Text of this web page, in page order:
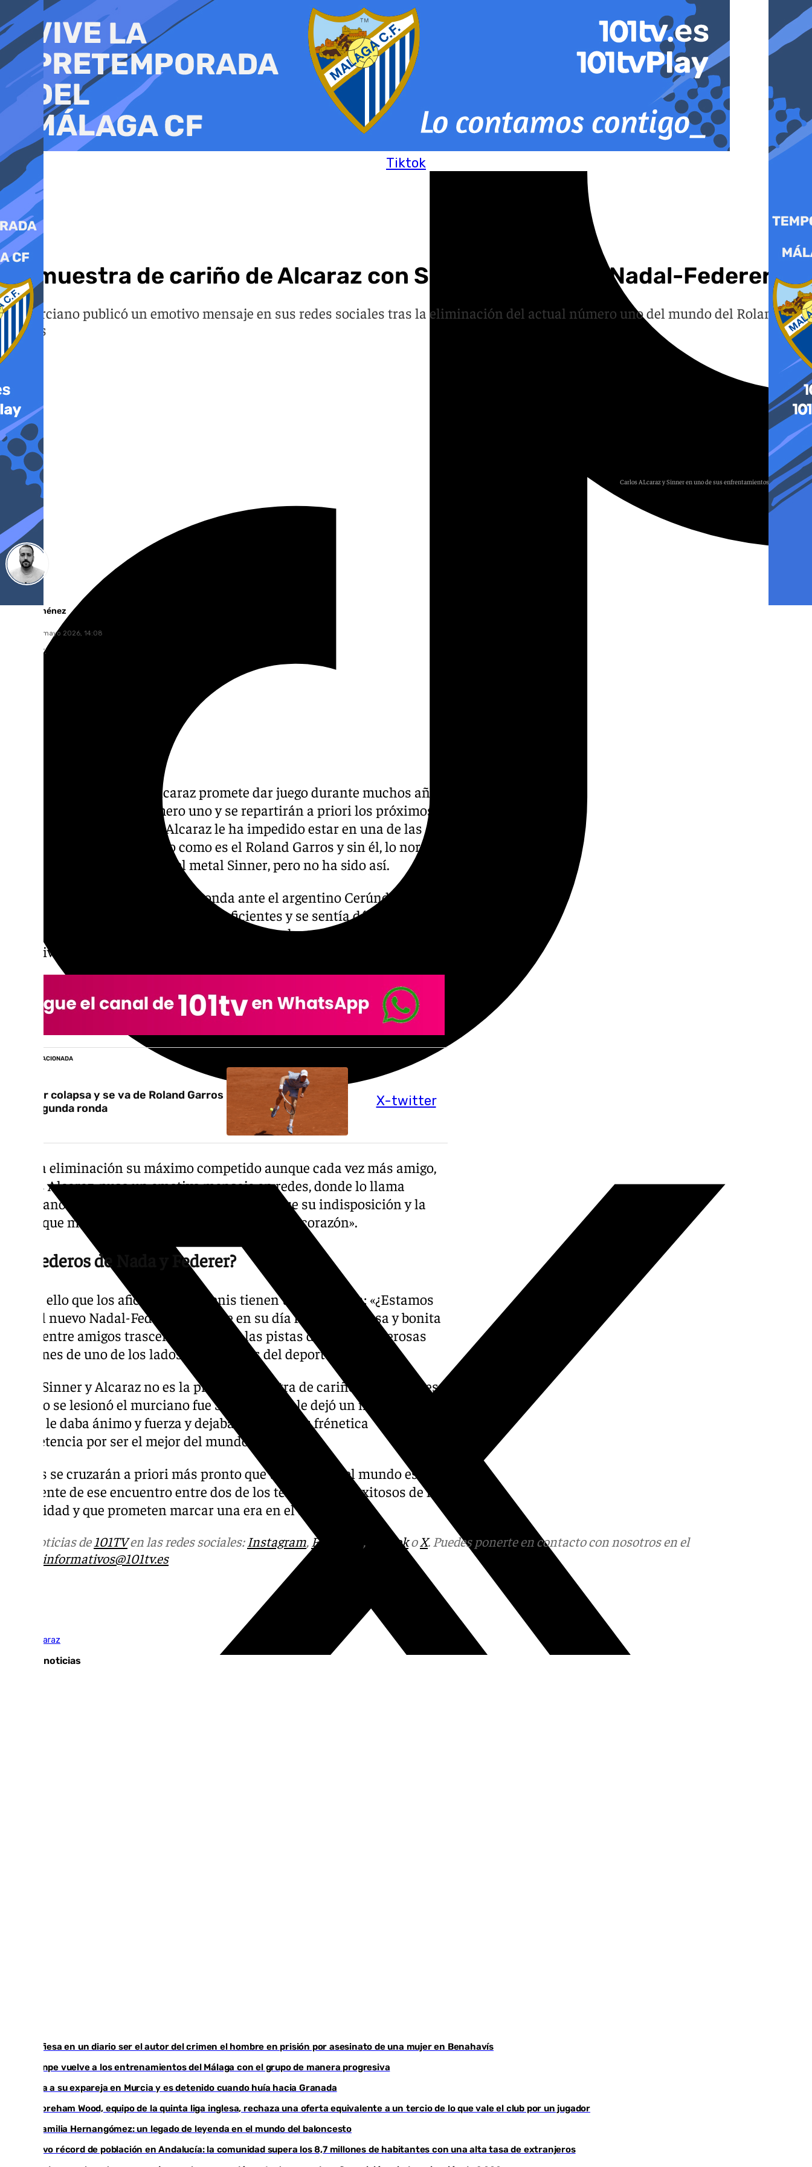
al
contenido
Tiktok
X-twitter
Tenis
La muestra de cariño de Alcaraz con Sinner: ¿el nuevo Nadal-Federer?
El murciano publicó un emotivo mensaje en sus redes sociales tras la eliminación del actual número uno del mundo del Roland
Garros
Carlos ALcaraz y Sinner en uno de sus enfrentamientos sobre la pista
Pedro Jiménez
viernes, 29 mayo 2026, 14:08
Compartir:
La competencia Sinner-Alcaraz promete dar juego durante muchos años.
Ambos se disputan el número uno y se repartirán a priori los próximos
Grand Slams. La lesión de Alcaraz le ha impedido estar en una de las
citas más esperadas del año como es el Roland Garros y sin él, lo normal
es que hubiese conquistado el metal Sinner, pero no ha sido así.
El italiano ha caído en segunda ronda ante el argentino Cerúndolo y
según afirma, no ha tenido fuerzas suficientes y se sentía débil en una
nueva demostración que no le sienta bien el calor, pues este habría sido
el motivo de su flaqueza.
NOTICIA RELACIONADA
Sinner colapsa y se va de Roland Garros
en segunda ronda
Tras la eliminación su máximo competido aunque cada vez más amigo,
Carlos Alcaraz, puso un emotivo mensaje en redes, donde lo llama
«hermano», afirma que quiere «verle ganar» y que su indisposición y la
lucha que mantuvo contra su físico le «rompió el corazón».
¿Herederos de Nada y Federer?
Es por ello que los aficionados al tenis tienen una pregunta: «¿Estamos
ante el nuevo Nadal-Federer?». Lo que en su día fue una intensa y bonita
lucha entre amigos trascendió fuera de las pistas dejando numerosas
imágenes de uno de los lados más bonitos del deporte.
Entre Sinner y Alcaraz no es la primera muestra de cariño pública, pues
cuando se lesionó el murciano fue Sinner el que le dejó un mensaje
donde le daba ánimo y fuerza y dejaba a un lado su frénetica
competencia por ser el mejor del mundo.
Ambos se cruzarán a priori más pronto que tarde y todo el mundo estará
pendiente de ese encuentro entre dos de los tenistas más exitosos de la
actualidad y que prometen marcar una era en el deporte.
Más noticias de101TVen las redes sociales:Instagram, Facebook , Tik TokoX. Puedes ponerte en contacto con nosotros en el
informativos@101tv.es
Carlos Alcaraz
Últimas noticias
Confiesa en un diario ser el autor del crimen el hombre en prisión por asesinato de una mujer en Benahavís
Juanpe vuelve a los entrenamientos del Málaga con el grupo de manera progresiva
Mata a su expareja en Murcia y es detenido cuando huía hacia Granada
El Boreham Wood, equipo de la quinta liga inglesa, rechaza una oferta equivalente a un tercio de lo que vale el club por un jugador
La familia Hernangómez: un legado de leyenda en el mundo del baloncesto
Nuevo récord de población en Andalucía: la comunidad supera los 8,7 millones de habitantes con una alta tasa de extranjeros